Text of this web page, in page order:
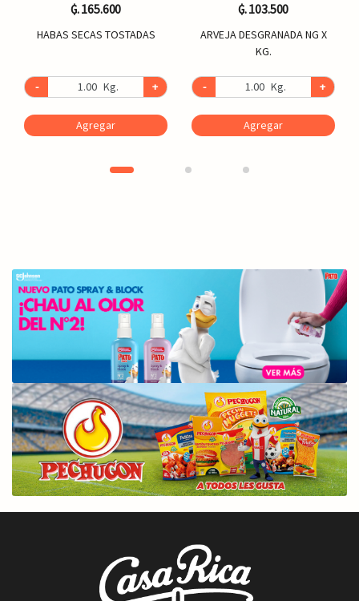
₲. 165.600
HABAS SECAS TOSTADAS
- Kg. +
Agregar
₲. 103.500
ARVEJA DESGRANADA NG X
KG.
- Kg. +
Agregar